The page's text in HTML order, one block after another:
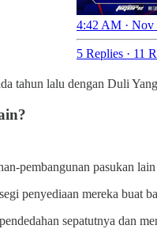
4:42 AM · Nov
5 Replies · 11
tahun lalu dengan Duli
pembangunan pasukan
penyediaan mereka
sepatutnya dan